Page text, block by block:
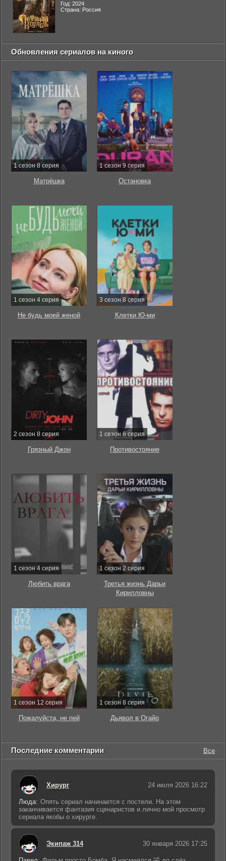
Год: 2024
Страна: Россия
Обновления сериалов на киного
1 сезон 8 серия
Матрёшка
1 сезон 9 серия
Остановка
1 сезон 4 серия
Не будь моей женой
3 сезон 8 серия
Клетки Ю-ми
2 сезон 8 серия
Грязный Джон
1 сезон 6 серия
Противостояние
1 сезон 4 серия
Любить врага
1 сезон 2 серия
Третья жизнь Дарьи
Кирилловны
1 сезон 12 серия
Пожалуйста, не пей
1 сезон 8 серия
Дьявол в Огайо
Последние комментарии Все
Хирург 24 июля 2026 16:22
Люда: Опять сериал начинается с постели. На этом
заканчивается фантазия сценаристов и лично мой просмотр
сериала якобы о хирурге.
Экипаж 314 30 января 2026 17:25